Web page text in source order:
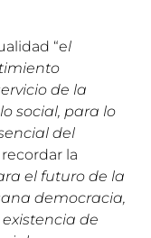
“el
de la
social, para lo
del
recordar la
el futuro de la
democracia,
de